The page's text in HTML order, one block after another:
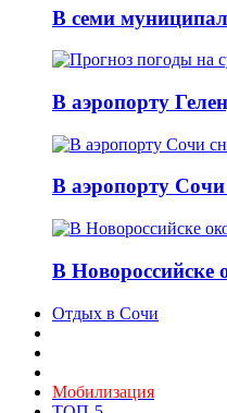
В семи
В аэропорту
В аэропорту Сочи
В Новороссийске
Отдых в Сочи
Мобилизация